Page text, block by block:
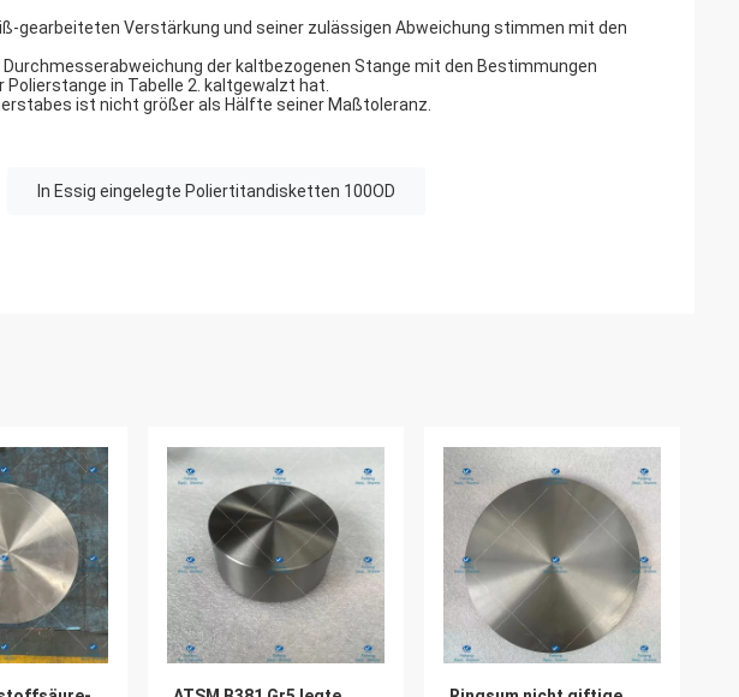
gearbeiteten Verstärkung und seiner zulässigen Abweichung stimmen mit den
der kaltbezogenen Stange mit den Bestimmungen
in Tabelle 2. kaltgewalzt hat.
ist nicht größer als Hälfte seiner Maßtoleranz.
In Essig eingelegte Poliertitandisketten 100OD